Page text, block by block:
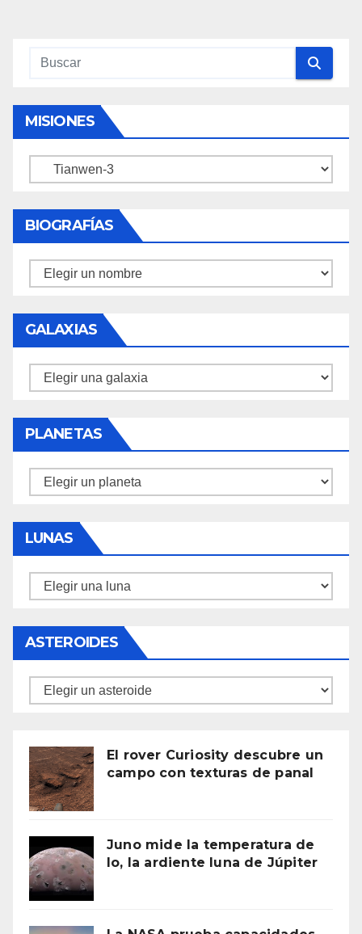
MISIONES
Misiones
BIOGRAFÍAS
Biografías
GALAXIAS
Galaxias
PLANETAS
Planetas
LUNAS
Lunas
ASTEROIDES
Asteroides
El rover Curiosity descubre un
campo con texturas de panal
Juno mide la temperatura de
Io, la ardiente luna de Júpiter